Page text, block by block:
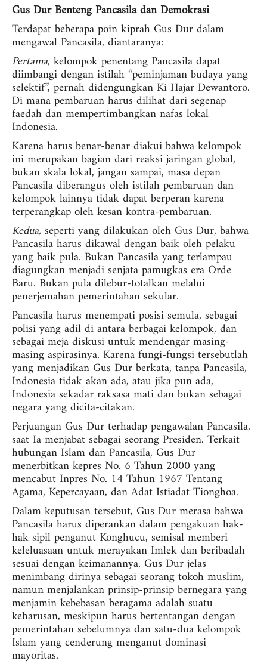
Gus Dur Benteng Pancasila dan Demokrasi
Terdapat beberapa poin kiprah Gus Dur dalam
mengawal Pancasila, diantaranya:
Pertama, kelompok penentang Pancasila dapat
diimbangi dengan istilah “peminjaman budaya yang
selektif”, pernah didengungkan Ki Hajar Dewantoro.
Di mana pembaruan harus dilihat dari segenap
faedah dan mempertimbangkan nafas lokal
Indonesia.
Karena harus benar-benar diakui bahwa kelompok
ini merupakan bagian dari reaksi jaringan global,
bukan skala lokal, jangan sampai, masa depan
Pancasila diberangus oleh istilah pembaruan dan
kelompok lainnya tidak dapat berperan karena
terperangkap oleh kesan kontra-pembaruan.
Kedua, seperti yang dilakukan oleh Gus Dur, bahwa
Pancasila harus dikawal dengan baik oleh pelaku
yang baik pula. Bukan Pancasila yang terlampau
diagungkan menjadi senjata pamugkas era Orde
Baru. Bukan pula dilebur-totalkan melalui
penerjemahan pemerintahan sekular.
Pancasila harus menempati posisi semula, sebagai
polisi yang adil di antara berbagai kelompok, dan
sebagai meja diskusi untuk mendengar masing-
masing aspirasinya. Karena fungi-fungsi tersebutlah
yang menjadikan Gus Dur berkata, tanpa Pancasila,
Indonesia tidak akan ada, atau jika pun ada,
Indonesia sekadar raksasa mati dan bukan sebagai
negara yang dicita-citakan.
Perjuangan Gus Dur terhadap pengawalan Pancasila,
saat Ia menjabat sebagai seorang Presiden. Terkait
hubungan Islam dan Pancasila, Gus Dur
menerbitkan kepres No. 6 Tahun 2000 yang
mencabut Inpres No. 14 Tahun 1967 Tentang
Agama, Kepercayaan, dan Adat Istiadat Tionghoa.
Dalam keputusan tersebut, Gus Dur merasa bahwa
Pancasila harus diperankan dalam pengakuan hak-
hak sipil penganut Konghucu, semisal memberi
keleluasaan untuk merayakan Imlek dan beribadah
sesuai dengan keimanannya. Gus Dur jelas
menimbang dirinya sebagai seorang tokoh muslim,
namun menjalankan prinsip-prinsip bernegara yang
menjamin kebebasan beragama adalah suatu
keharusan, meskipun harus bertentangan dengan
pemerintahan sebelumnya dan satu-dua kelompok
Islam yang cenderung menganut dominasi
mayoritas.